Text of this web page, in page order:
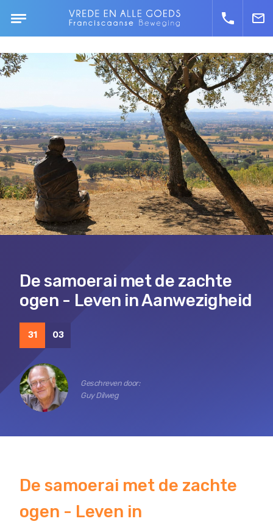
De samoerai met de zachte
ogen - Leven in Aanwezigheid
31 03
Geschreven door:
Guy Dilweg
De samoerai met de zachte
ogen - Leven in